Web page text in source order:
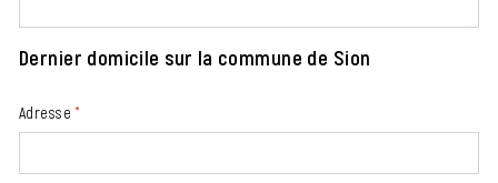
Dernier domicile sur la commune de Sion
Adresse*